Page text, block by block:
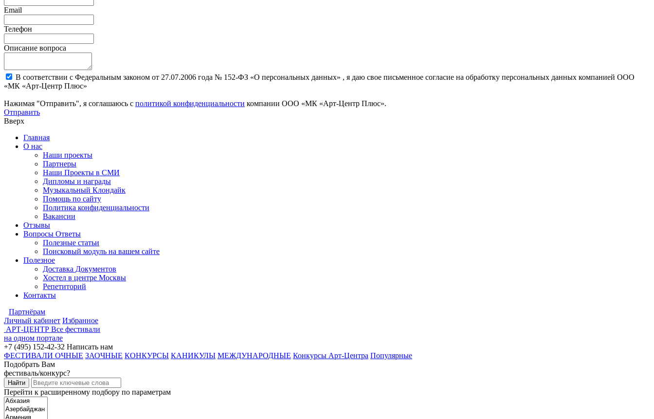
Email
Телефон
Описание вопроса
В соответствии с Федеральным законом от 27.07.2006 года № 152-ФЗ «О персональных данных» , я даю свое письменное согласие на обработку персональных данных компанией ООО
«МК «Арт-Центр Плюс»
Нажимая "Отправить", я соглашаюсь с политикой конфиденциальности компании ООО «МК «Арт-Центр Плюс».
Отправить
Вверх
Главная
О нас
Наши проекты
Партнеры
Наши Проекты в СМИ
Дипломы и награды
Музыкальный Клондайк
Помощь по сайту
Политика конфиденциальности
Вакансии
Отзывы
Вопросы Ответы
Полезные статьи
Поисковый модуль на вашем сайте
Полезное
Доставка Документов
Хостел в центре Москвы
Репетиторий
Контакты
Партнёрам
Личный кабинет Избранное
АРТ-ЦЕНТР Все фестивали
на одном портале
+7 (495) 152-42-32 Написать нам
ФЕСТИВАЛИ ОЧНЫЕ ЗАОЧНЫЕ КОНКУРСЫ КАНИКУЛЫ МЕЖДУНАРОДНЫЕ Конкурсы Арт-Центра Популярные
Подобрать Вам
фестиваль/конкурс?
Перейти к расширенному подбору по параметрам